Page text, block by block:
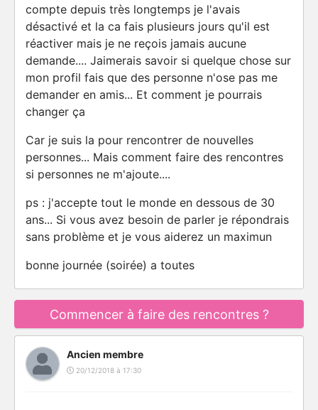
compte depuis très longtemps je l'avais
désactivé et la ca fais plusieurs jours qu'il est
réactiver mais je ne reçois jamais aucune
demande.... Jaimerais savoir si quelque chose sur
mon profil fais que des personne n'ose pas me
demander en amis... Et comment je pourrais
changer ça
Car je suis la pour rencontrer de nouvelles
personnes... Mais comment faire des rencontres
si personnes ne m'ajoute....
ps : j'accepte tout le monde en dessous de 30
ans... Si vous avez besoin de parler je répondrais
sans problème et je vous aiderez un maximun
bonne journée (soirée) a toutes
Commencer à faire des rencontres ?
Ancien membre
20/12/2018 à 17:30